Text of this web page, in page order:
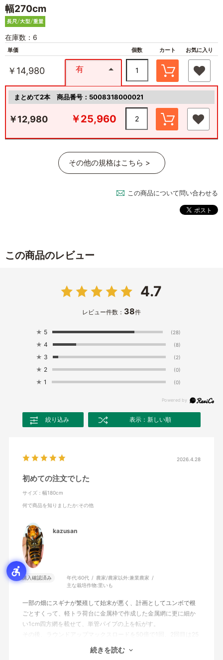
幅270cm
在庫数：6
単価 個数 カート お気に入り
￥14,980 有
まとめて2本 商品番号：5008318000021
￥12,980 ￥25,960
その他の規格はこちら >
この商品について問い合わせる
この商品のレビュー
4.7
レビュー件数： 38件
★ 5 (28)
★ 4 (8)
★ 3 (2)
★ 2 (0)
★ 1 (0)
絞り込み 表示：新しい順
2026.4.28
初めての注文でした
サイズ：幅180cm
何で商品を知りましたか:その他
kazusan
購入確認済み 年代:60代 農家/農家以外:兼業農家
主な栽培作物:里いも
一部の畑にスギナが繁殖して始末が悪く、計画としてユンボで根
ごとすくって、軽トラ荷台に金属枠で作成した金属網に更に細か
い1cm四方網を載せて、単管パイプの上を転がす。
その後、ラウンドアップマックスロードを50倍で1回、2回目は25
太陽光消毒で根ごとやっつけるに0.05mmの少し厚手の透明マルチ
続きを読む